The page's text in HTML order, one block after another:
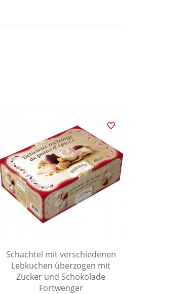

Schachtel mit verschiedenen
Lebkuchen überzogen mit
Zucker und Schokolade
Fortwenger